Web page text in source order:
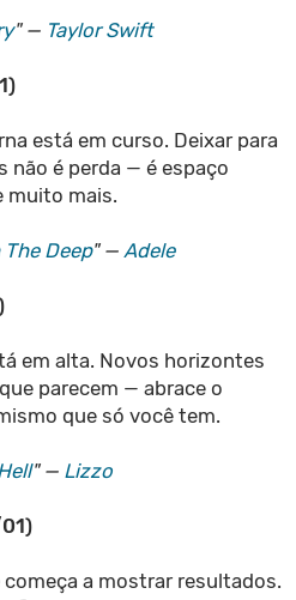
" — Taylor Swift
está em curso. Deixar para
não é perda — é espaço
muito mais.
Deep" — Adele
em alta. Novos horizontes
parecem — abrace o
que só você tem.
" — Lizzo
a mostrar resultados.